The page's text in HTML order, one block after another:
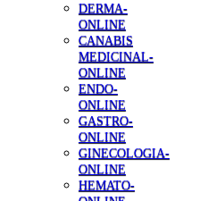
DERMA-
ONLINE
CANABIS
MEDICINAL-
ONLINE
ENDO-
ONLINE
GASTRO-
ONLINE
GINECOLOGIA-
ONLINE
HEMATO-